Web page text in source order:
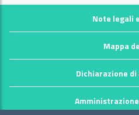
Note legali
Mappa
Dichiarazione